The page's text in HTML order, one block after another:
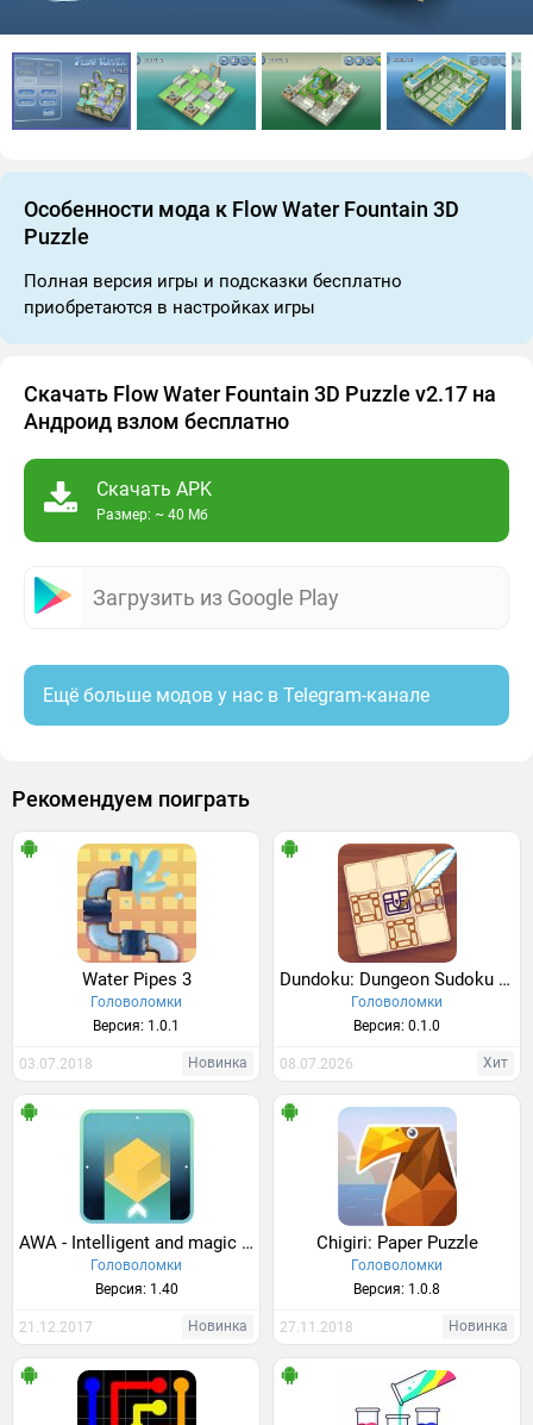
Особенности мода к Flow Water Fountain 3D
Puzzle
Полная версия игры и подсказки бесплатно
приобретаются в настройках игры
Скачать Flow Water Fountain 3D Puzzle v2.17 на
Андроид взлом бесплатно
Скачать APK
Размер: ~ 40 Мб
Загрузить из Google Play
Ещё больше модов у нас в Telegram-канале
Рекомендуем поиграть
Water Pipes 3
Головоломки
Версия: 1.0.1
03.07.2018 Новинка
Dundoku: Dungeon Sudoku Puzzle
Головоломки
Версия: 0.1.0
08.07.2026 Хит
AWA - Intelligent and magic Puzzle
Головоломки
Версия: 1.40
21.12.2017 Новинка
Chigiri: Paper Puzzle
Головоломки
Версия: 1.0.8
27.11.2018 Новинка